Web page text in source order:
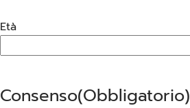
Età
Consenso(Obbligatorio)